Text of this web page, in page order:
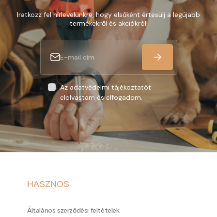
Iratkozz fel hírlevelünkre, hogy elsőként értesülj a legújabb
termékekről és akciókról!
Az adatvédelmi tájékoztatót
elolvastam és elfogadom.
HASZNOS
Általános szerződési feltételek